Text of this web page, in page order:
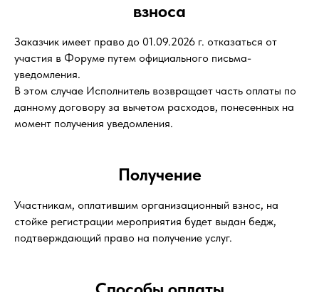
взноса
Заказчик имеет право до 01.09.2026 г. отказаться от
участия в Форуме путем официального письма-
уведомления.
В этом случае Исполнитель возвращает часть оплаты по
данному договору за вычетом расходов, понесенных на
момент получения уведомления.
Получение
Участникам, оплатившим организационный взнос, на
стойке регистрации мероприятия будет выдан бедж,
подтверждающий право на получение услуг.